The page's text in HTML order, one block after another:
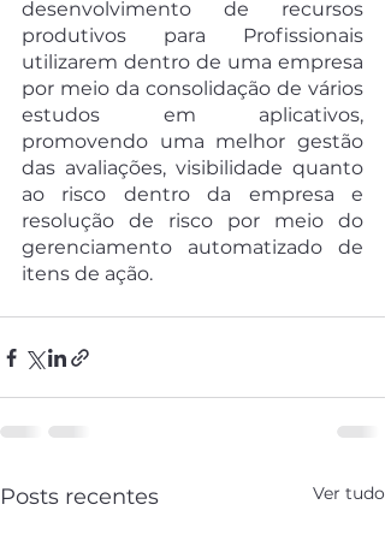
desenvolvimento de recursos
produtivos para Profissionais
utilizarem dentro de uma empresa
por meio da consolidação de vários
estudos em aplicativos,
promovendo uma melhor gestão
das avaliações, visibilidade quanto
ao risco dentro da empresa e
resolução de risco por meio do
gerenciamento automatizado de
itens de ação.
Posts recentes Ver tudo